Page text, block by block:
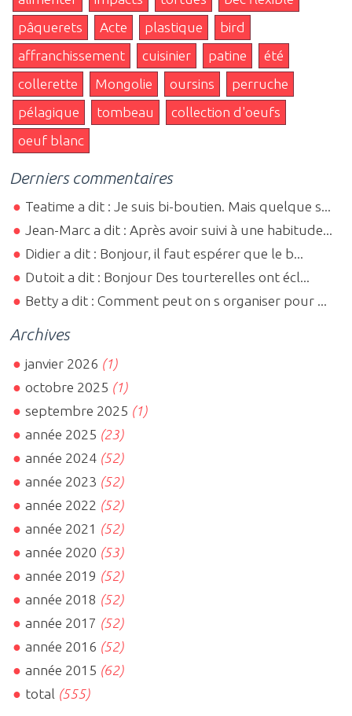
pâquerets
Acte plastique
bird
affranchissement
cuisinier patine
été
collerette
Mongolie oursins
perruche
pélagique
tombeau
collection d'oeufs
oeuf blanc
Derniers commentaires
Teatime a dit : Je suis bi-boutien. Mais quelque s...
Jean-Marc a dit : Après avoir suivi à une habitude...
Didier a dit : Bonjour, il faut espérer que le b...
Dutoit a dit : Bonjour Des tourterelles ont écl...
Betty a dit : Comment peut on s organiser pour ...
Archives
janvier 2026 (1)
octobre 2025 (1)
septembre 2025 (1)
année 2025 (23)
année 2024 (52)
année 2023 (52)
année 2022 (52)
année 2021 (52)
année 2020 (53)
année 2019 (52)
année 2018 (52)
année 2017 (52)
année 2016 (52)
année 2015 (62)
total (555)